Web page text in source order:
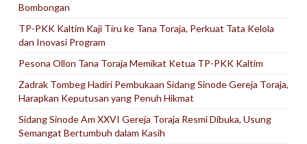
Bombongan
TP-PKK Kaltim Kaji Tiru ke Tana Toraja, Perkuat Tata Kelola
dan Inovasi Program
Pesona Ollon Tana Toraja Memikat Ketua TP-PKK Kaltim
Zadrak Tombeg Hadiri Pembukaan Sidang Sinode Gereja Toraja,
Harapkan Keputusan yang Penuh Hikmat
Sidang Sinode Am XXVI Gereja Toraja Resmi Dibuka, Usung
Semangat Bertumbuh dalam Kasih